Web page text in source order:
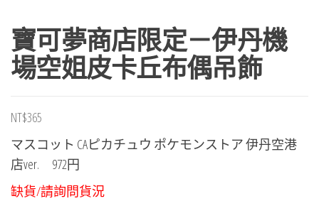
寶可夢商店限定－伊丹機
場空姐皮卡丘布偶吊飾
NT$365
マスコット CAピカチュウ ポケモンストア 伊丹空港
店ver. 972円
缺貨/請詢問貨況